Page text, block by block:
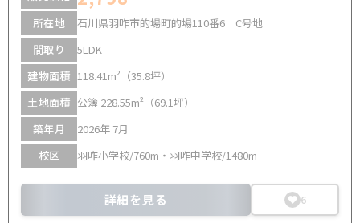
所在地
石川県羽咋市的場町的場110番6 C号地
間取り
5LDK
建物面積 118.41m²（35.8坪）
土地面積 公簿 228.55m²（69.1坪）
築年月
2026年 7月
校区
羽咋小学校/760m・羽咋中学校/1480m
詳細を見る 6